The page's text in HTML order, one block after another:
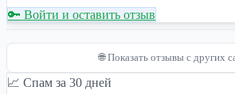
🔑 Войти и оставить отзыв
🌐 Показать отзывы с других
📈 Спам за 30 дней